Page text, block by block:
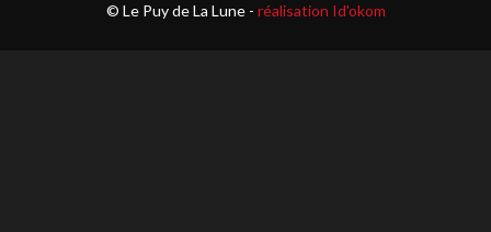
© Le Puy de La Lune - réalisation Id'okom